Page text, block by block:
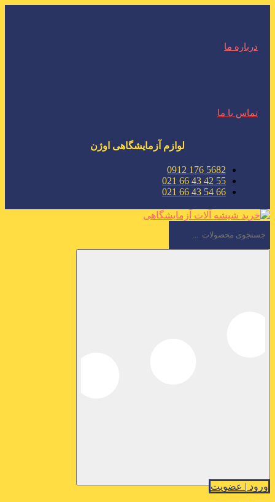
درباره ما
تماس با ما
لوازم آزمایشگاهی اوژن
5682 176 0912
55 42 43 66 021
66 54 43 66 021
ورود | عضویت